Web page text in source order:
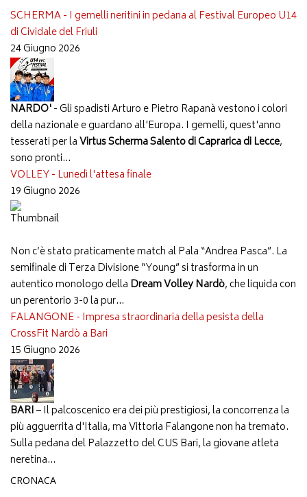
SCHERMA - I gemelli neritini in pedana al Festival Europeo U14
di Cividale del Friuli
24 Giugno 2026
NARDO'- Gli spadisti Arturo e Pietro Rapanà vestono i colori
della nazionale e guardano all'Europa. I gemelli, quest'anno
tesserati per laVirtus Scherma Salento di Caprarica di Lecce,
sono pronti...
VOLLEY - Lunedì l'attesa finale
19 Giugno 2026
Non c’è stato praticamente match al Pala “Andrea Pasca”. La
semifinale di Terza Divisione “Young” si trasforma in un
autentico monologo della Dream Volley Nardò, che liquida con
un perentorio 3-0 la pur...
FALANGONE - Impresa straordinaria della pesista della
CrossFit Nardò a Bari
15 Giugno 2026
BARI– Il palcoscenico era dei più prestigiosi, la concorrenza la
più agguerrita d'Italia, ma Vittoria Falangone non ha tremato.
Sulla pedana del Palazzetto del CUS Bari, la giovane atleta
neretina...
CRONACA